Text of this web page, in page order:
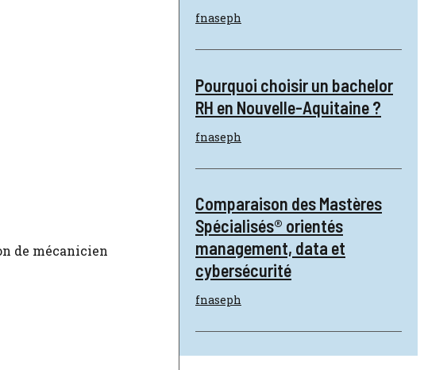
de mécanicien
fnaseph
Pourquoi choisir un bachelor
RH en Nouvelle-Aquitaine ?
fnaseph
Comparaison des Mastères
Spécialisés® orientés
management, data et
cybersécurité
fnaseph